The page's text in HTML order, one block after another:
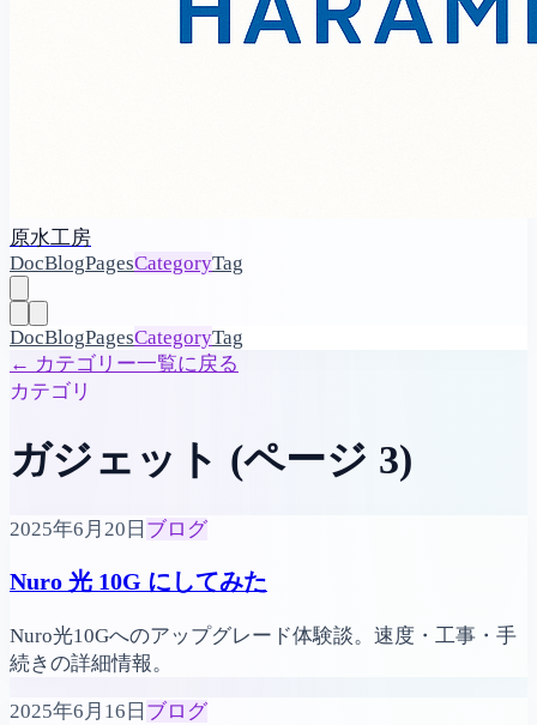
原水工房
DocBlogPagesCategoryTag
DocBlogPagesCategoryTag
← カテゴリー一覧に戻る
カテゴリ
ガジェット (ページ 3)
2025年6月20日 ブログ
Nuro 光 10G にしてみた
Nuro光10Gへのアップグレード体験談。速度・工事・手
続きの詳細情報。
2025年6月16日 ブログ